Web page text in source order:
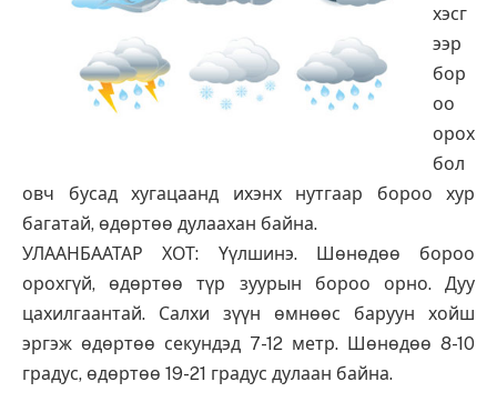
хэсг
ээр
бор
оо
орох
бол
овч бусад хугацаанд ихэнх нутгаар бороо хур
багатай, өдөртөө дулаахан байна.
УЛААНБААТАР ХОТ: Үүлшинэ. Шөнөдөө бороо
орохгүй, өдөртөө түр зуурын бороо орно. Дуу
цахилгаантай. Салхи зүүн өмнөөс баруун хойш
эргэж өдөртөө секундэд 7-12 метр. Шөнөдөө 8-10
градус, өдөртөө 19-21 градус дулаан байна.